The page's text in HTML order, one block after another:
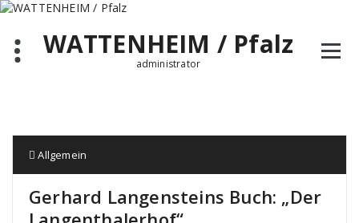
Zum
springenWATTENHEIM / Pfalz
administrator
Allgemein
Gerhard Langensteins Buch: „Der